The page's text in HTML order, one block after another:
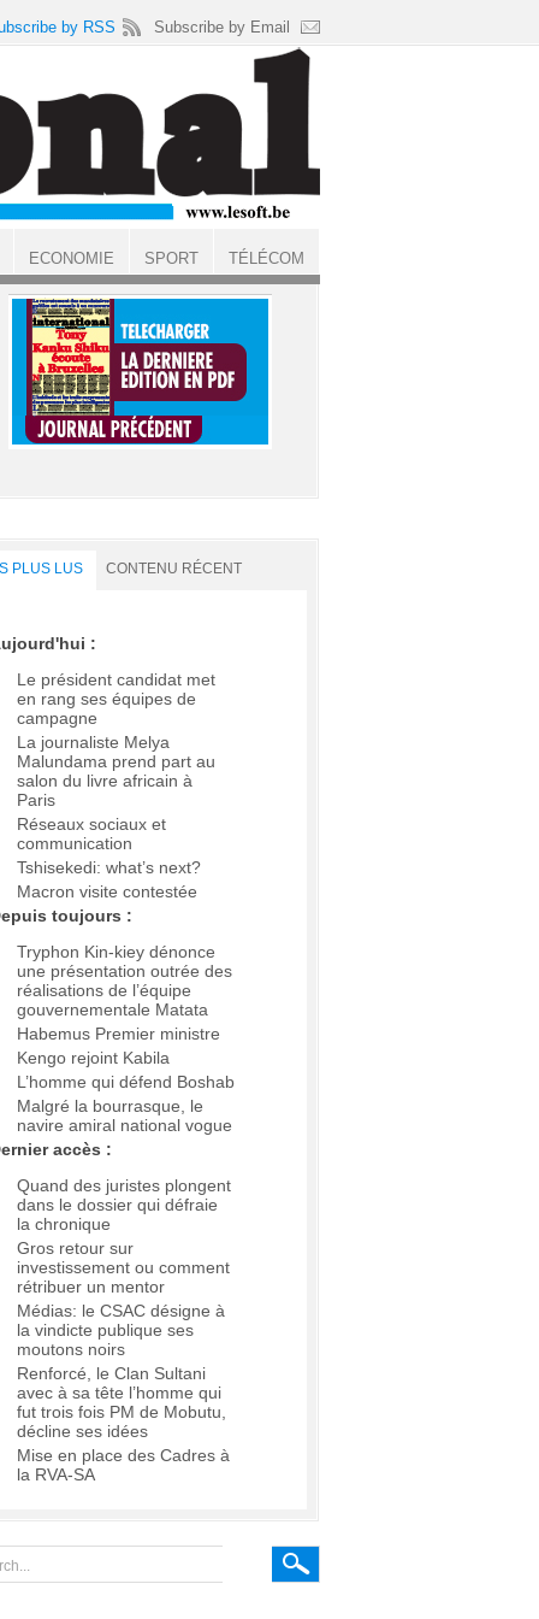
PLUS LUS CONTENU RÉCENT
:
Le président candidat met
en rang ses équipes de
campagne
La journaliste Melya
Malundama prend part au
salon du livre africain à
Paris
Réseaux sociaux et
communication
Tshisekedi: what’s next?
Macron visite contestée
toujours :
Tryphon Kin-kiey dénonce
une présentation outrée des
réalisations de l’équipe
gouvernementale Matata
Habemus Premier ministre
Kengo rejoint Kabila
L’homme qui défend Boshab
Malgré la bourrasque, le
navire amiral national vogue
accès :
Quand des juristes plongent
dans le dossier qui défraie
la chronique
Gros retour sur
investissement ou comment
rétribuer un mentor
Médias: le CSAC désigne à
la vindicte publique ses
moutons noirs
Renforcé, le Clan Sultani
avec à sa tête l’homme qui
fut trois fois PM de Mobutu,
décline ses idées
Mise en place des Cadres à
la RVA-SA
by RSS Subscribe by Email
ECONOMIE SPORT TÉLÉCOM